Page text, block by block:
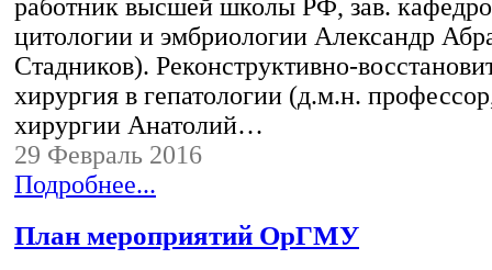
работник высшей школы РФ, зав.
цитологии и эмбриологии Александр
Стадников). Реконструктивно-
хирургия в гепатологии (д.м.н.
хирургии Анатолий…
29 Февраль 2016
Подробнее...
План мероприятий ОрГМУ